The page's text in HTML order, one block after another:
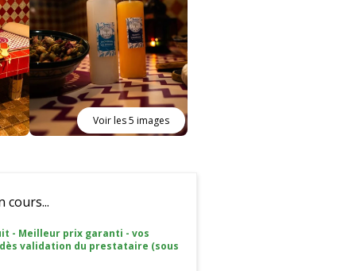
Voir les 5 images
cours...
- Meilleur prix garanti - vos
validation du prestataire (sous